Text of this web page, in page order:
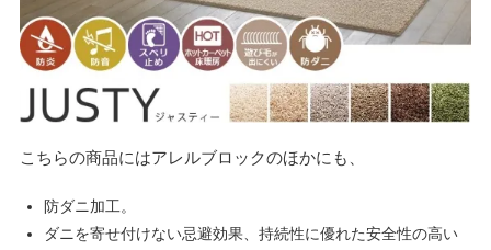
こちらの商品にはアレルブロックのほかにも、
防ダニ加工。
ダニを寄せ付けない忌避効果、持続性に優れた安全性の高い